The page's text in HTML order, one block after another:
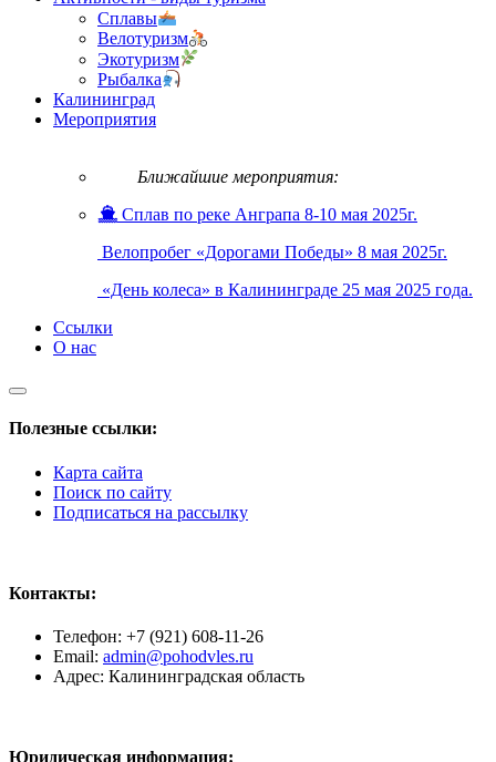
Сплавы
Велотуризм
Экотуризм
Рыбалка
Калининград
Мероприятия
Ближайшие мероприятия:
Сплав по реке Анграпа 8-10 мая 2025г.
Велопробег «Дорогами Победы» 8 мая 2025г.
«День колеса» в Калининграде 25 мая 2025 года.
Ссылки
О нас
Полезные ссылки:
Карта сайта
Поиск по сайту
Подписаться на рассылку
Контакты:
Телефон: +7 (921) 608-11-26
Email: admin@pohodvles.ru
Адрес: Калининградская область
Юридическая информация: